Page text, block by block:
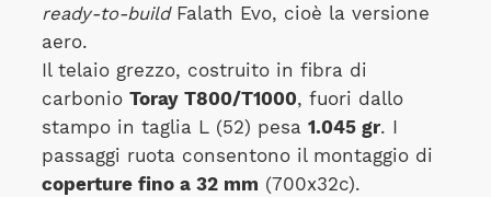
ready-to-buildFalath Evo, cioè la versione
aero.
Il telaio grezzo, costruito in fibra di
carbonio Toray T800/T1000, fuori dallo
stampo in taglia L (52) pesa 1.045 gr. I
passaggi ruota consentono il montaggio di
coperture fino a 32 mm (700x32c).